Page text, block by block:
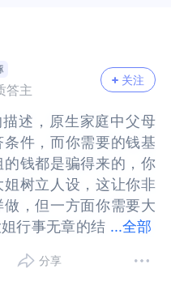
差的家庭：我爸一个
话多 他们羡慕别人大
地 不肯离开农村奋斗
前着急借的状况 去年
自担上照顾她的智障哥
美隐身） 他们俩个从
我爸年轻时占有欲还
妈和其他男人有交流
了三个闺女 老大 也就
下女儿 并结婚 前年离
差的家庭：我爸一个
话多 他们羡慕别人大
地 不肯离开农村奋斗
前着急借的状况 去年
自担上照顾她的智障哥
美隐身） 他们俩个从
我爸年轻时占有欲还
妈和其他男人有交流
了三个闺女 老大 也就
贷 网贷 刷幸运卡 偷家
被她发现）前面和有
答主
关注
...全部
述，原生家庭中父母
件，而你需要的钱基
钱都是骗得来的，你
树立人设，这让你非
，但一方面你需要大
行事无章的结
脱原生家庭带给你的
件，而你需要的钱基
钱都是骗得来的，你
树立人设，这让你非
，但一方面你需要大
行事无章的结婚离婚
原生家庭带给你的伤
分享